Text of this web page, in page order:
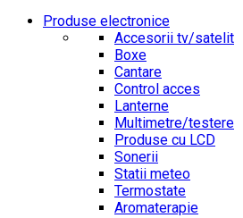
Produse electronice
Accesorii tv/satelit
Boxe
Cantare
Control acces
Lanterne
Multimetre/testere
Produse cu LCD
Sonerii
Statii meteo
Termostate
Aromaterapie